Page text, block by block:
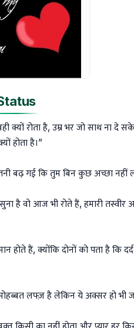
क्यों रोता है, उम्र भर जो साथ ना दे
होता है।”
बढ़ गई कि तुम बिन कुछ अच्छा नहीं
है वो आज भी रोते हैं, हमारी तस्वीर
हैं, क्योंकि दोनों को पता है कि दर्द
लफ्ज़ है लेकिन ये अक्सर हो भी